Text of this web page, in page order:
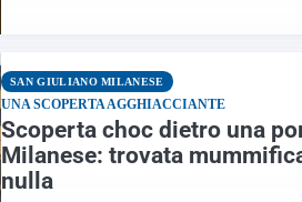
SAN GIULIANO MILANESE
UNA SCOPERTA AGGHIACCIANTE
Scoperta choc dietro una
Milanese: trovata
nulla